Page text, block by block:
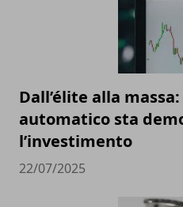
Dall’élite alla
automatico sta
l’investimento
22/07/2025